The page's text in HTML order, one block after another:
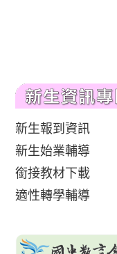
新生報到資訊
新生始業輔導
銜接教材下載
適性轉學輔導